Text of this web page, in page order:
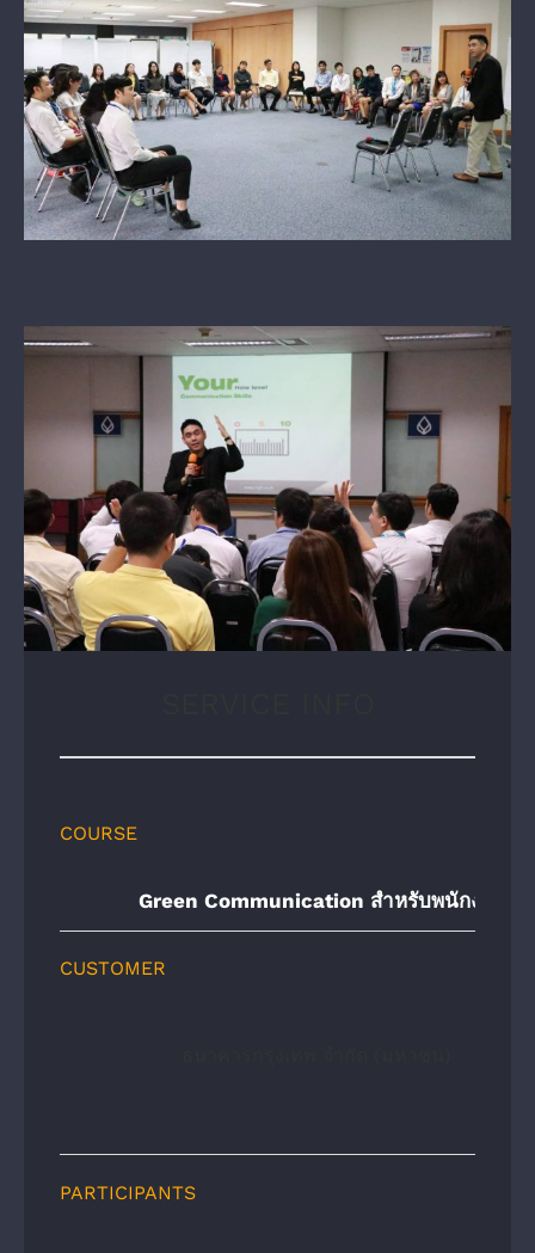
COURSE
Green Communication สำหรับพนักงานธ
CUSTOMER
PARTICIPANTS